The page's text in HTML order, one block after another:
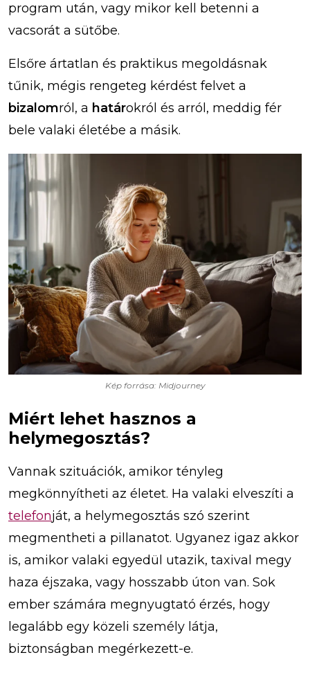
program után, vagy mikor kell betenni a
vacsorát a sütőbe.
Elsőre ártatlan és praktikus megoldásnak
tűnik, mégis rengeteg kérdést felvet a
bizalomról, a határokról és arról, meddig fér
bele valaki életébe a másik.
Kép forrása: Midjourney
Miért lehet hasznos a
helymegosztás?
Vannak szituációk, amikor tényleg
megkönnyítheti az életet. Ha valaki elveszíti a
telefonját, a helymegosztás szó szerint
megmentheti a pillanatot. Ugyanez igaz akkor
is, amikor valaki egyedül utazik, taxival megy
haza éjszaka, vagy hosszabb úton van. Sok
ember számára megnyugtató érzés, hogy
legalább egy közeli személy látja,
biztonságban megérkezett-e.